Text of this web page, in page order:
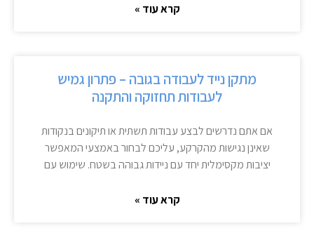
קרא עוד »
מתקן נייד לעבודה בגובה – פתרון גמיש
לעבודות תחזוקה והתקנה
אם אתם נדרשים לבצע עבודות תשתית או תיקונים בנקודות
שאינן נגישות מהקרקע, עליכם לבחור באמצעי המאפשר
יציבות מקסימלית יחד עם ניידות גבוהה בשטח. שימוש עם
קרא עוד »